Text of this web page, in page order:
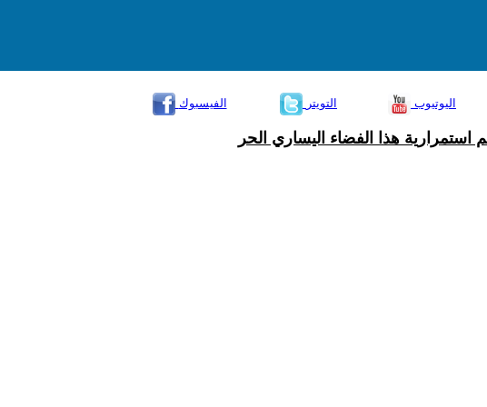
الفيسبوك
التويتر اليوتيوب
استمرارية هذا الفضاء اليساري الحر